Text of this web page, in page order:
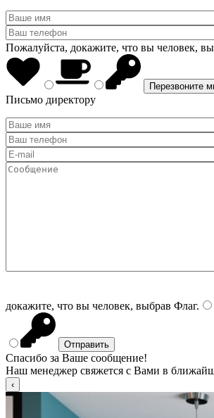
Пожалуйста, докажите, что вы человек,
Письмо директору
докажите, что вы человек, выбрав Флаг.
Спасибо за Ваше сообщение!
Наш менеджер свяжется с Вами в